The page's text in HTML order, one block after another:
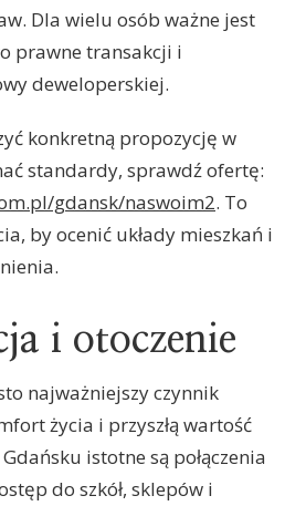
Dla wielu osób ważne jest
prawne transakcji i
deweloperskiej.
konkretną propozycję w
standardy, sprawdź ofertę:
gdansk/naswoim2. To
by ocenić układy mieszkań i
i otoczenie
najważniejszy czynnik
życia i przyszłą wartość
istotne są połączenia
do szkół, sklepów i